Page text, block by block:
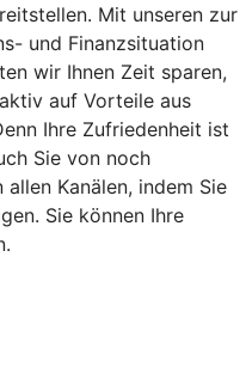
Mit unseren zur
und Finanzsituation
wir Ihnen Zeit sparen,
auf Vorteile aus
Ihre Zufriedenheit ist
Sie von noch
Kanälen, indem Sie
Sie können Ihre